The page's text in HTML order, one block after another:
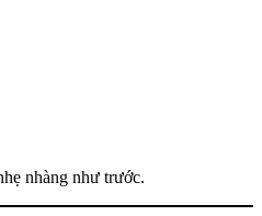
nhàng như trước.